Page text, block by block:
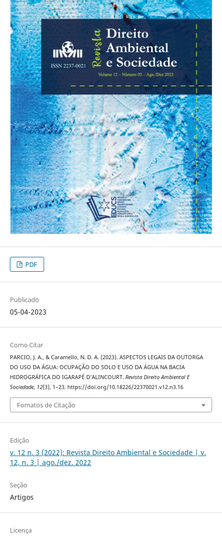
PDF
Publicado
05-04-2023
Como Citar
PARCIO, J. A., & Caramello, N. D. A. (2023). ASPECTOS LEGAIS DA OUTORGA
DO USO DA ÁGUA: OCUPAÇÃO DO SOLO E USO DA ÁGUA NA BACIA
HIDROGRÁFICA DO IGARAPÉ D’ALINCOURT. Revista Direito Ambiental E
Sociedade, 12(3), 1–23. https://doi.org/10.18226/22370021.v12.n3.16
Fomatos de Citação
Edição
v. 12 n. 3 (2022): Revista Direito Ambiental e Sociedade | v.
12, n. 3 | ago./dez. 2022
Seção
Artigos
Licença